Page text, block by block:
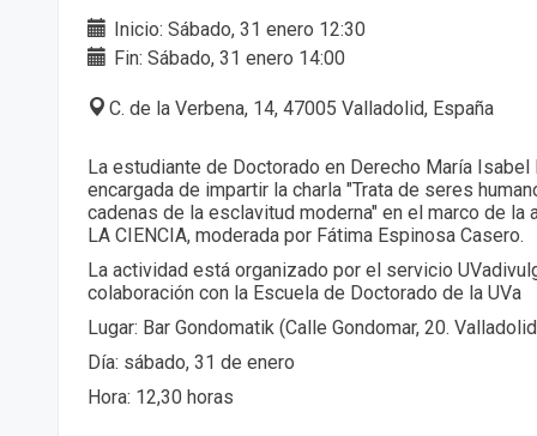
Inicio: Sábado, 31 enero 12:30
Fin: Sábado, 31 enero 14:00
C. de la Verbena, 14, 47005 Valladolid, España
La estudiante de Doctorado en Derecho María
encargada de impartir la charla "Trata de seres
cadenas de la esclavitud moderna" en el marco de la
LA CIENCIA, moderada por Fátima Espinosa Casero.
La actividad está organizado por el servicio
colaboración con la Escuela de Doctorado de la UVa
Lugar: Bar Gondomatik (Calle Gondomar, 20.
Día: sábado, 31 de enero
Hora: 12,30 horas